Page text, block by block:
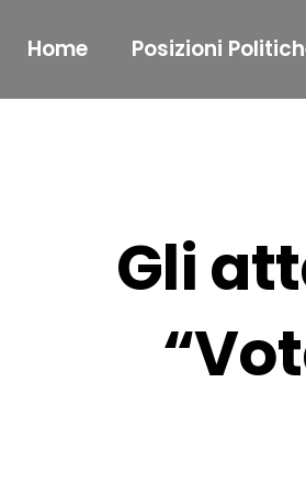
Home Posizioni
Gli